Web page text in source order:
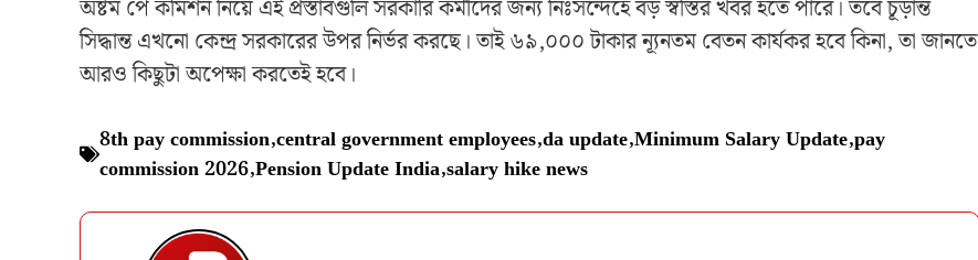
অষ্টম পে কমিশন নিয়ে এই প্রস্তাবগুলি সরকারি কর্মীদের জন্য নিঃসন্দেহে বড় স্বস্তির খবর হতে পারে। তবে চূড়ান্ত
সিদ্ধান্ত এখনো কেন্দ্র সরকারের উপর নির্ভর করছে। তাই ৬৯,০০০ টাকার ন্যূনতম বেতন কার্যকর হবে কিনা, তা জানতে
আরও কিছুটা অপেক্ষা করতেই হবে।
8th pay commission,central government employees,da update,Minimum Salary Update,pay
commission 2026,Pension Update India,salary hike news